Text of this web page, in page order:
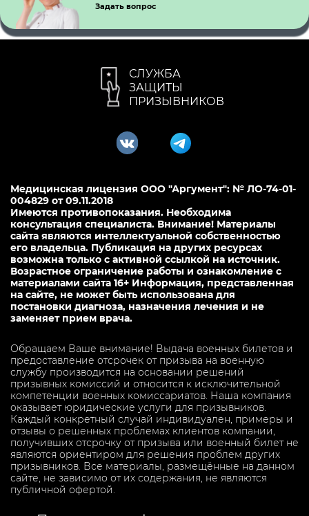
Задать вопрос
СЛУЖБА
ЗАЩИТЫ
ПРИЗЫВНИКОВ
Медицинская лицензия ООО "Аргумент": № ЛО-74-01-
004829 от 09.11.2018
Имеются противопоказания. Необходима
консультация специалиста. Внимание! Материалы
сайта являются интеллектуальной собственностью
его владельца. Публикация на других ресурсах
возможна только с активной ссылкой на источник.
Возрастное ограничение работы и ознакомление с
материалами сайта 16+ Информация, представленная
на сайте, не может быть использована для
постановки диагноза, назначения лечения и не
заменяет прием врача.
Обращаем Ваше внимание! Выдача военных билетов и
предоставление отсрочек от призыва на военную
службу производится на основании решений
призывных комиссий и относится к исключительной
компетенции военных комиссариатов. Наша компания
оказывает юридические услуги для призывников.
Каждый конкретный случай индивидуален, примеры и
отзывы о решенных проблемах клиентов компании,
получивших отсрочку от призыва или военный билет не
являются ориентиром для решения проблем других
призывников. Все материалы, размещённые на данном
сайте, не зависимо от их содержания, не являются
публичной офертой.